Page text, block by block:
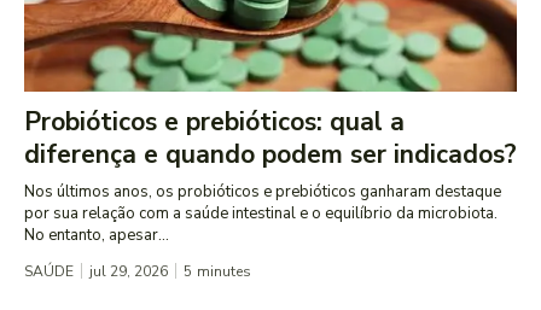
Probióticos e prebióticos: qual a
diferença e quando podem ser indicados?
Nos últimos anos, os probióticos e prebióticos ganharam destaque
por sua relação com a saúde intestinal e o equilíbrio da microbiota.
No entanto, apesar...
SAÚDE jul 29, 2026 5 minutes